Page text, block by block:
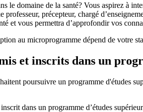
le domaine de la santé? Vous aspirez à
professeur, précepteur, chargé
et vous permettra d’approfondir vos
au microprogramme dépend de votre
et inscrits dans un
poursuivre un programme d'études
dans un programme d’études